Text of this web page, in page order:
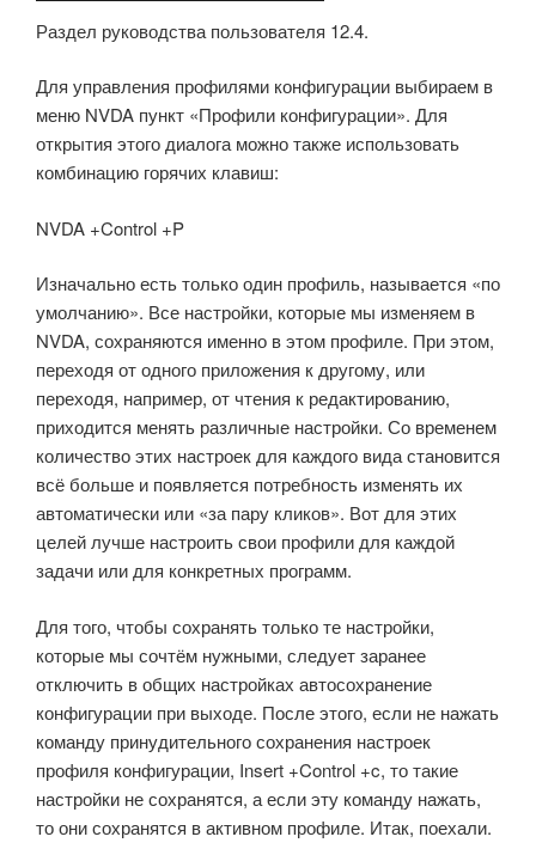
Раздел руководства пользователя 12.4.
Для управления профилями конфигурации выбираем в
меню NVDA пункт «Профили конфигурации». Для
открытия этого диалога можно также использовать
комбинацию горячих клавиш:
NVDA +Control +P
Изначально есть только один профиль, называется «по
умолчанию». Все настройки, которые мы изменяем в
NVDA, сохраняются именно в этом профиле. При этом,
переходя от одного приложения к другому, или
переходя, например, от чтения к редактированию,
приходится менять различные настройки. Со временем
количество этих настроек для каждого вида становится
всё больше и появляется потребность изменять их
автоматически или «за пару кликов». Вот для этих
целей лучше настроить свои профили для каждой
задачи или для конкретных программ.
Для того, чтобы сохранять только те настройки,
которые мы сочтём нужными, следует заранее
отключить в общих настройках автосохранение
конфигурации при выходе. После этого, если не нажать
команду принудительного сохранения настроек
профиля конфигурации, Insert +Control +c, то такие
настройки не сохранятся, а если эту команду нажать,
то они сохранятся в активном профиле. Итак, поехали.